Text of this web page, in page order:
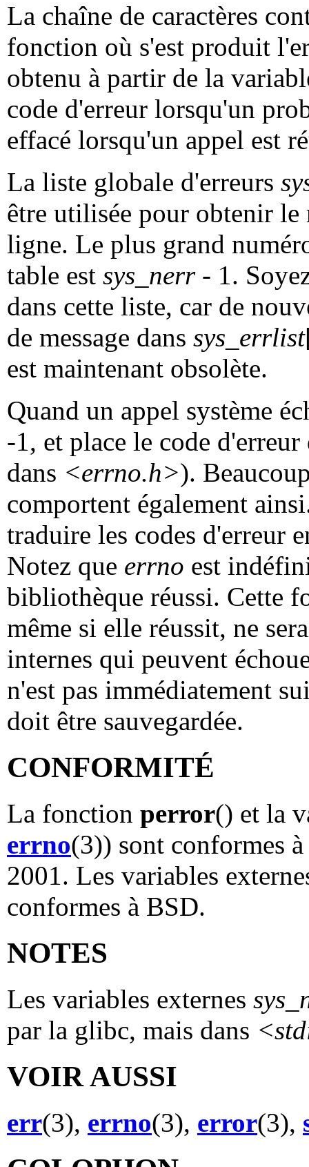
La chaîne de caractères
fonction où s'est produit
obtenu à partir de la
code d'erreur lorsqu'un
effacé lorsqu'un appel est
La liste globale d'erreurs
être utilisée pour obtenir le
ligne. Le plus grand
table est sys_nerr- 1.
dans cette liste, car de
de message dans sys_errlist
est maintenant obsolète.
Quand un appel système
-1, et place le code
dans <errno.h>).
comportent également
traduire les codes d'erreur
Notez que errno est
bibliothèque réussi. Cette
même si elle réussit, ne
internes qui peuvent
n'est pas immédiatement
doit être sauvegardée.
CONFORMITÉ
La fonction perror() et la
errno(3)) sont conformes
2001. Les variables
conformes à BSD.
NOTES
Les variables externes
par la glibc, mais dans
VOIR AUSSI
err(3), errno(3), error(3),